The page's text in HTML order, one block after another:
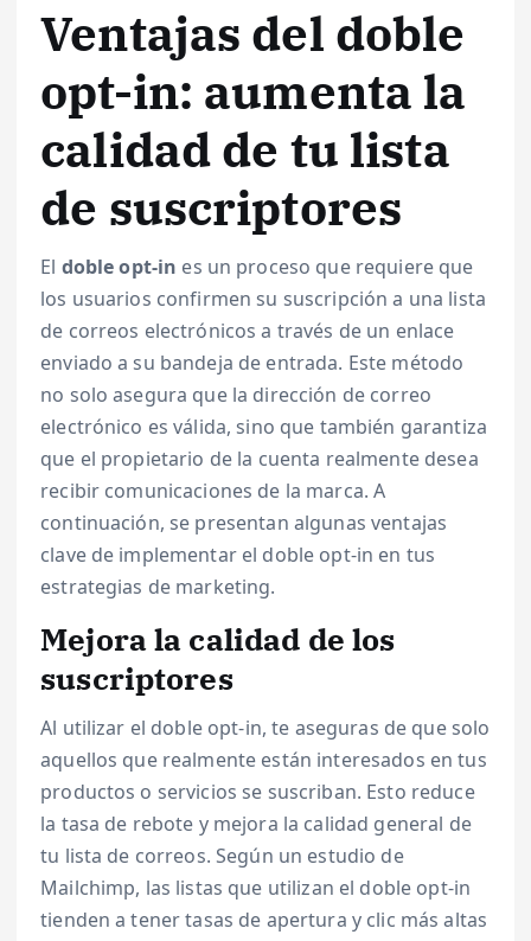
Ventajas del doble
opt-in: aumenta la
calidad de tu lista
de suscriptores
El doble opt-in es un proceso que requiere que
los usuarios confirmen su suscripción a una lista
de correos electrónicos a través de un enlace
enviado a su bandeja de entrada. Este método
no solo asegura que la dirección de correo
electrónico es válida, sino que también garantiza
que el propietario de la cuenta realmente desea
recibir comunicaciones de la marca. A
continuación, se presentan algunas ventajas
clave de implementar el doble opt-in en tus
estrategias de marketing.
Mejora la calidad de los
suscriptores
Al utilizar el doble opt-in, te aseguras de que solo
aquellos que realmente están interesados en tus
productos o servicios se suscriban. Esto reduce
la tasa de rebote y mejora la calidad general de
tu lista de correos. Según un estudio de
Mailchimp, las listas que utilizan el doble opt-in
tienden a tener tasas de apertura y clic más altas